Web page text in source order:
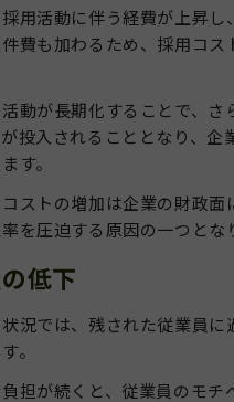
用活動に伴う経費が上昇し
費も加わるため、採用コス
動が長期化することで、さ
投入されることとなり、企
す。
ストの増加は企業の財政面
を圧迫する原因の一つとな
低下
況では、残された従業員に
。
担が続くと、従業員のモチ